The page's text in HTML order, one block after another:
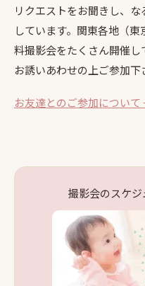
リクエストをお聞きし、
しています。関東各地（
料撮影会をたくさん開催
お誘いあわせの上ご参加下
お友達とのご参加につい
撮影会のスケ